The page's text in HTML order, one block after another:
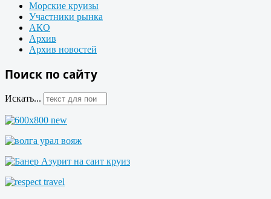
Морские круизы
Участники рынка
АКО
Архив
Архив новостей
Поиск по сайту
Искать...